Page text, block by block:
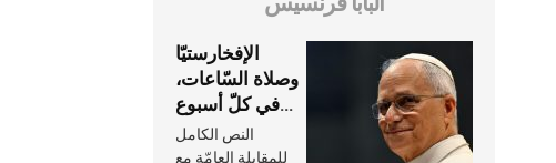
الإفخارستيّا
وصلاة السّاعات،
في كلّ أسبوع
وكلّ يوم، هما
النَّفَس في حياة
النص الكامل
للمقابلة العامّة مع